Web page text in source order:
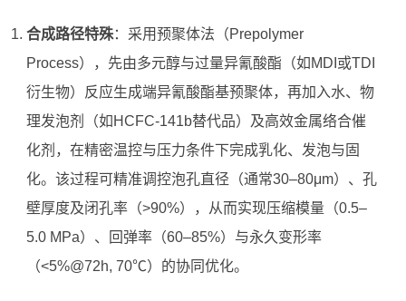
合成路径特殊：采用预聚体法（Prepolymer
Process），先由多元醇与过量异氰酸酯（如MDI或TDI
衍生物）反应生成端异氰酸酯基预聚体，再加入水、物
理发泡剂（如HCFC-141b替代品）及高效金属络合催
化剂，在精密温控与压力条件下完成乳化、发泡与固
化。该过程可精准调控泡孔直径（通常30–80μm）、孔
壁厚度及闭孔率（>90%），从而实现压缩模量（0.5–
5.0 MPa）、回弹率（60–85%）与永久变形率
（<5%@72h, 70℃）的协同优化。